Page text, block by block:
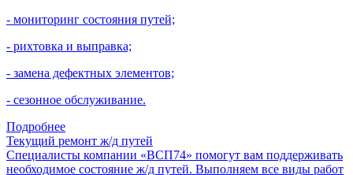
- мониторинг состояния путей;
- рихтовка и выправка;
- замена дефектных элементов;
- сезонное обслуживание.
Подробнее
Текущий ремонт ж/д путей
Специалисты компании «ВСП74» помогут вам поддерживать
необходимое состояние ж/д путей. Выполняем все виды работ